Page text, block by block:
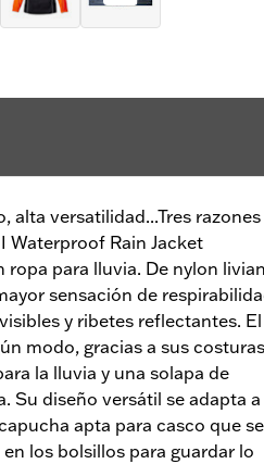
alta versatilidad...Tres razones
Waterproof Rain Jacket
para lluvia. De nylon
sensación de
y ribetes reflectantes. El
modo, gracias a sus costuras
la lluvia y una solapa de
Su diseño versátil se adapta a
apta para casco que se
los bolsillos para guardar lo